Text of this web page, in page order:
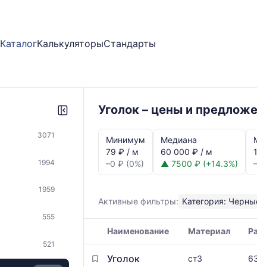
КаталогКалькуляторыСтандарты
3071
1994
1959
555
521
Уголок – цены и
динамика
цен:
Уголок
минимальная,
медианная
и
максимальная
цена
по
Минимум
79 ₽ / м
–0 ₽ (0%)
Медиана
60 000 ₽ / м
▲ 7500 ₽ (+14.3%)
Активные фильтры: Категория:
цен
Наименование Материал
Уголок ст3